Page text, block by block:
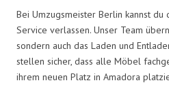
Bei Umzugsmeister Berlin kannst du
Service verlassen. Unser Team
sondern auch das Laden und
stellen sicher, dass alle Möbel
ihrem neuen Platz in Amadora